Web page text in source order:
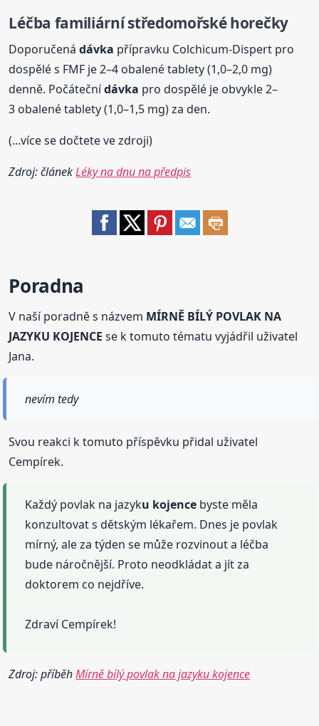
Léčba familiární středomořské horečky
Doporučenádávka přípravku Colchicum-Dispert pro
dospělé s FMF je 2–4 obalené tablety (1,0–2,0 mg)
denně. Počátečnídávka pro dospělé je obvykle 2–
3 obalené tablety (1,0–1,5 mg) za den.
(...více se dočtete ve zdroji)
Zdroj: článekLéky na dnu na předpis
Poradna
V naší poradně s názvem MÍRNĚ BÍLÝ POVLAK NA
JAZYKU KOJENCE se k tomuto tématu vyjádřil uživatel
Jana.
nevím tedy
Svou reakci k tomuto příspěvku přidal uživatel
Cempírek.
Každý povlak na jazyku kojence byste měla
konzultovat s dětským lékařem. Dnes je povlak
mírný, ale za týden se může rozvinout a léčba
bude náročnější. Proto neodkládat a jít za
doktorem co nejdříve.
Zdraví Cempírek!
Zdroj: příběhMírně bílý povlak na jazyku kojence